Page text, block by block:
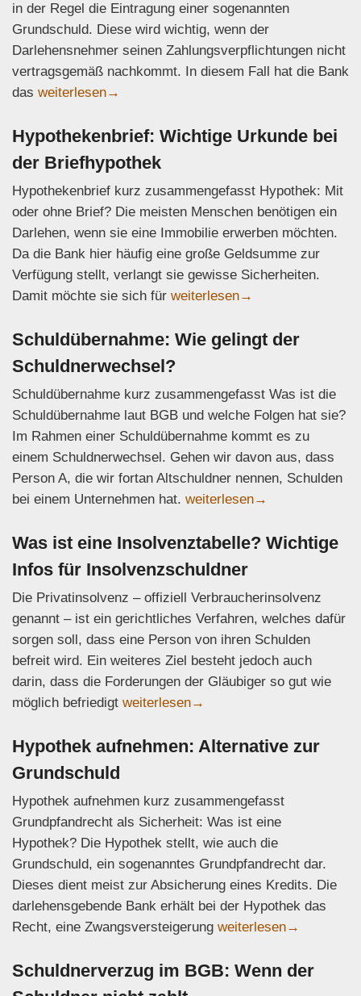
in der Regel die Eintragung einer sogenannten
Grundschuld. Diese wird wichtig, wenn der
Darlehensnehmer seinen Zahlungsverpflichtungen nicht
vertragsgemäß nachkommt. In diesem Fall hat die Bank
das Eigentümergrundschuld: Vor- und Nachteile der
weiterlesen→
Hypothekenbrief: Wichtige Urkunde bei
der Briefhypothek
Hypothekenbrief kurz zusammengefasst Hypothek: Mit
oder ohne Brief? Die meisten Menschen benötigen ein
Darlehen, wenn sie eine Immobilie erwerben möchten.
Da die Bank hier häufig eine große Geldsumme zur
Verfügung stellt, verlangt sie gewisse Sicherheiten.
Damit möchte sie sich für Hypothekenbrief: Wichtige
weiterlesen→
Schuldübernahme: Wie gelingt der
Schuldnerwechsel?
Schuldübernahme kurz zusammengefasst Was ist die
Schuldübernahme laut BGB und welche Folgen hat sie?
Im Rahmen einer Schuldübernahme kommt es zu
einem Schuldnerwechsel. Gehen wir davon aus, dass
Person A, die wir fortan Altschuldner nennen, Schulden
bei einem Unternehmen hat. Schuldübernahme: Wie
weiterlesen→
Was ist eine Insolvenztabelle? Wichtige
Infos für Insolvenzschuldner
Die Privatinsolvenz – offiziell Verbraucherinsolvenz
genannt – ist ein gerichtliches Verfahren, welches dafür
sorgen soll, dass eine Person von ihren Schulden
befreit wird. Ein weiteres Ziel besteht jedoch auch
darin, dass die Forderungen der Gläubiger so gut wie
möglich befriedigt Was ist eine Insolvenztabelle?
weiterlesen→
Hypothek aufnehmen: Alternative zur
Grundschuld
Hypothek aufnehmen kurz zusammengefasst
Grundpfandrecht als Sicherheit: Was ist eine
Hypothek? Die Hypothek stellt, wie auch die
Grundschuld, ein sogenanntes Grundpfandrecht dar.
Dieses dient meist zur Absicherung eines Kredits. Die
darlehensgebende Bank erhält bei der Hypothek das
Recht, eine Zwangsversteigerung Hypothek aufnehmen:
weiterlesen→
Schuldnerverzug im BGB: Wenn der